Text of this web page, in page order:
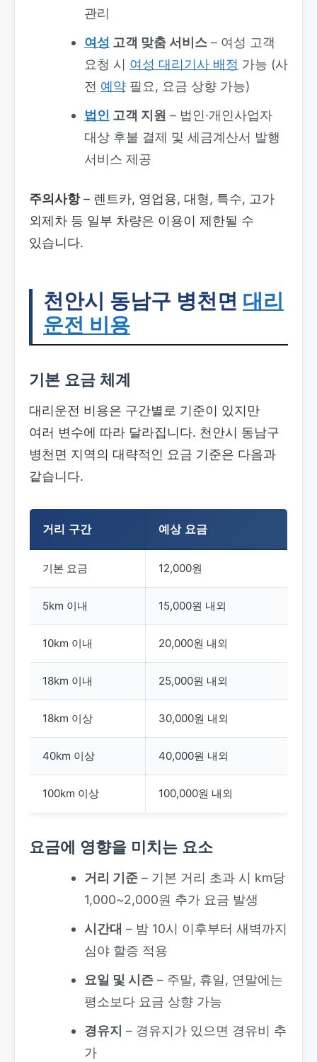
관리
여성 고객 맞춤 서비스– 여성 고객
요청 시 여성 대리기사 배정 가능 (사
전 예약필요, 요금 상향 가능)
법인 고객 지원 – 법인·개인사업자
대상 후불 결제 및 세금계산서 발행
서비스 제공
주의사항– 렌트카, 영업용, 대형, 특수, 고가
외제차 등 일부 차량은 이용이 제한될 수
있습니다.
천안시 동남구 병천면 대리
운전 비용
기본 요금 체계
대리운전 비용은 구간별로 기준이 있지만
여러 변수에 따라 달라집니다. 천안시 동남구
병천면 지역의 대략적인 요금 기준은 다음과
같습니다.
거리 구간 예상 요금
기본 요금 12,000원
5km 이내 15,000원 내외
10km 이내 20,000원 내외
18km 이내 25,000원 내외
18km 이상 30,000원 내외
40km 이상 40,000원 내외
100km 이상 100,000원 내외
요금에 영향을 미치는 요소
거리 기준– 기본 거리 초과 시 km당
1,000~2,000원 추가 요금 발생
시간대 – 밤 10시 이후부터 새벽까지
심야 할증 적용
요일 및 시즌– 주말, 휴일, 연말에는
평소보다 요금 상향 가능
경유지 – 경유지가 있으면 경유비 추
가